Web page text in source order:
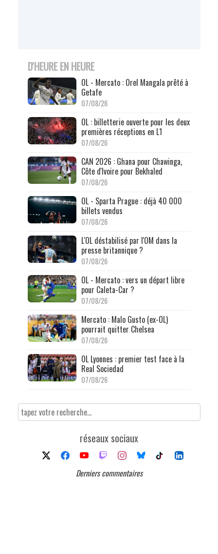
D'HEURE EN HEURE
OL - Mercato : Orel Mangala prêté à
Getafe
07/08/26
OL : billetterie ouverte pour les deux
premières réceptions en L1
07/08/26
CAN 2026 : Ghana pour Chawinga,
Côte d'Ivoire pour Bekhaled
07/08/26
OL - Sparta Prague : déjà 40 000
billets vendus
07/08/26
L'OL déstabilisé par l'OM dans la
presse britannique ?
07/08/26
OL - Mercato : vers un départ libre
pour Caleta-Car ?
07/08/26
Mercato : Malo Gusto (ex-OL)
pourrait quitter Chelsea
07/08/26
OL Lyonnes : premier test face à la
Real Sociedad
07/08/26
réseaux sociaux
Derniers commentaires